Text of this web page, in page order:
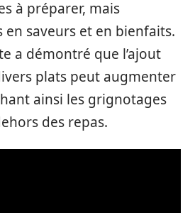
à préparer, mais
en saveurs et en bienfaits.
a démontré que l’ajout
plats peut augmenter
ainsi les grignotages
des repas.